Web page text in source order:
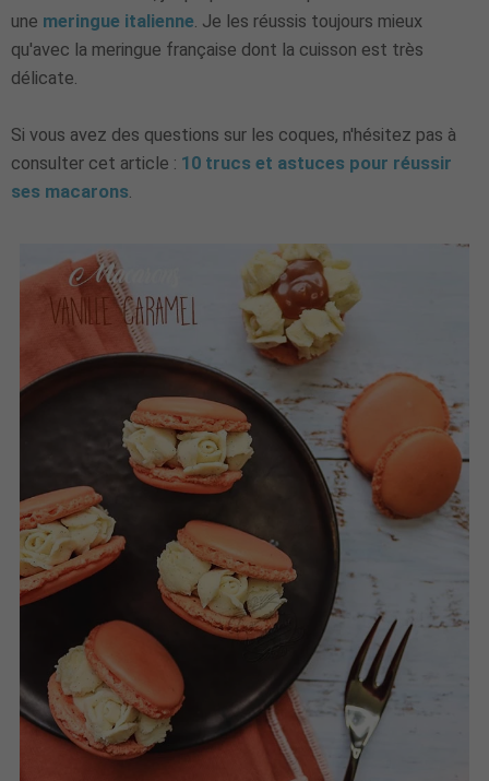
une meringue italienne . Je les réussis toujours mieux
qu'avec la meringue française dont la cuisson est très
délicate.
Si vous avez des questions sur les coques, n'hésitez pas à
consulter cet article : 10 trucs et astuces pour réussir
ses macarons